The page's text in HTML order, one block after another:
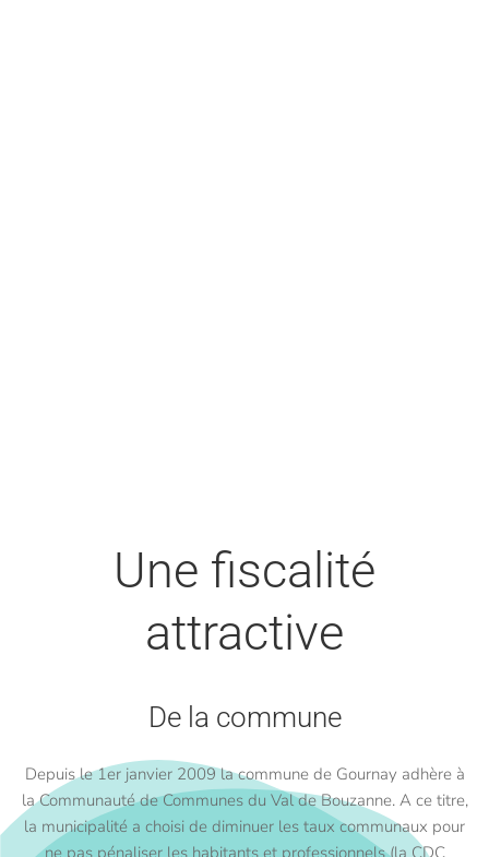
Une fiscalité
attractive
De la commune
Depuis le 1er janvier 2009 la commune de Gournay adhère à
la Communauté de Communes du Val de Bouzanne. A ce titre,
la municipalité a choisi de diminuer les taux communaux pour
ne pas pénaliser les habitants et professionnels (la CDC